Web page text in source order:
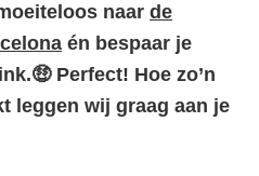
naar de
én bespaar je
Perfect! Hoe zo’n
leggen wij graag aan je